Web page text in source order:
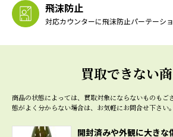
飛沫防止
対応カウンターに飛沫防止パーテーシ
買取できない
商品の状態によっては、買取対象にならないものもご
態がよく分からない場合は、お気軽にお問合せ下さい。
開封済みや外観に大きな